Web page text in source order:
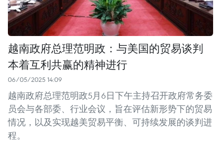
越南政府总理范明政：与美国的贸易谈判
本着互利共赢的精神进行
06/05/2025 14:09
越南政府总理范明政5月6日下午主持召开政府常务委
员会与各部委、行业会议，旨在评估新形势下的贸易
情况，以及实现越美贸易平衡、可持续发展的谈判进
程。